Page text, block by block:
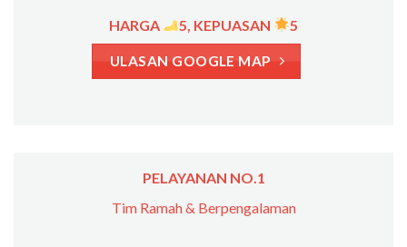
HARGA 5, KEPUASAN 5
ULASAN GOOGLE MAP
PELAYANAN NO.1
Tim Ramah & Berpengalaman